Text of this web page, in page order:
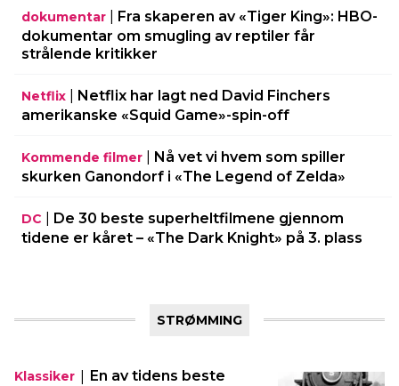
dokumentar
Fra skaperen av «Tiger King»: HBO-
dokumentar om smugling av reptiler får
strålende kritikker
Netflix
Netflix har lagt ned David Finchers
amerikanske «Squid Game»-spin-off
Kommende filmer
Nå vet vi hvem som spiller
skurken Ganondorf i «The Legend of Zelda»
DC
De 30 beste superheltfilmene gjennom
tidene er kåret – «The Dark Knight» på 3. plass
STRØMMING
Klassiker | En av tidens beste